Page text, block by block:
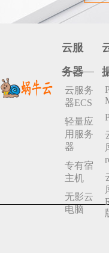
云服
务器
云服务
器ECS
轻量应
用服务
器
专有宿
主机
无影云
电脑